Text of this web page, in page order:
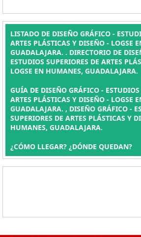
LISTADO DE DISEÑO GRÁFICO -
ARTES PLÁSTICAS Y DISEÑO - LOGSE
GUADALAJARA. . DIRECTORIO DE
ESTUDIOS SUPERIORES DE ARTES
LOGSE EN HUMANES, GUADALAJARA.
GUÍA DE DISEÑO GRÁFICO - ESTUDIOS
ARTES PLÁSTICAS Y DISEÑO - LOGSE
GUADALAJARA. , DISEÑO GRÁFICO -
SUPERIORES DE ARTES PLÁSTICAS Y
HUMANES, GUADALAJARA.
¿CÓMO LLEGAR? ¿DÓNDE QUEDAN?